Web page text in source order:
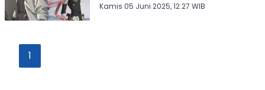
Kamis 05 Juni 2025, 12:27 WIB
1